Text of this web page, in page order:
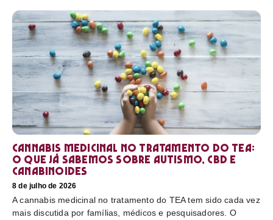
Cannabis medicinal no tratamento do TEA:
o que já sabemos sobre autismo, CBD e
canabinoides
8 de julho de 2026
A cannabis medicinal no tratamento do TEA tem sido cada vez
mais discutida por famílias, médicos e pesquisadores. O